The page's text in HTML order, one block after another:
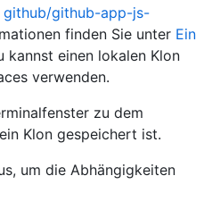
github/github-app-js-
finden Sie unter Ein
kannst einen lokalen Klon
verwenden.
zu dem
Klon gespeichert ist.
um die Abhängigkeiten